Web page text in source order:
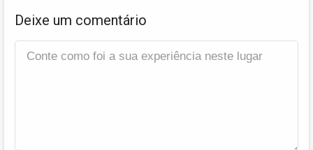
Deixe um comentário